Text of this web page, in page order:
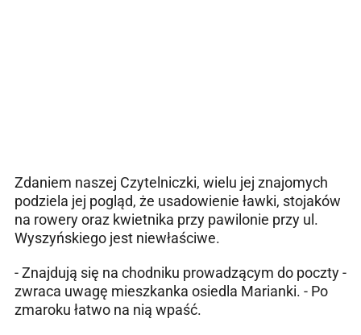
Zdaniem naszej Czytelniczki, wielu jej znajomych
podziela jej pogląd, że usadowienie ławki, stojaków
na rowery oraz kwietnika przy pawilonie przy ul.
Wyszyńskiego jest niewłaściwe.
- Znajdują się na chodniku prowadzącym do poczty -
zwraca uwagę mieszkanka osiedla Marianki. - Po
zmaroku łatwo na nią wpaść.